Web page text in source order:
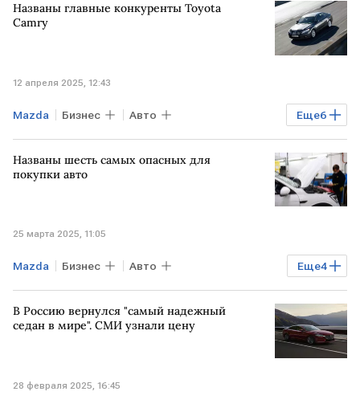
Названы главные конкуренты Toyota
Camry
12 апреля 2025, 12:43
Еще6
Mazda Бизнес Авто
продажи автомобилей Toyota
Toyota Camry
Названы шесть самых опасных для
покупки авто
25 марта 2025, 11:05
Еще4
Mazda Бизнес Авто
китайские авто ремонт
Mercedes-Benz Chery Opel
В Россию вернулся "самый надежный
седан в мире". СМИ узнали цену
28 февраля 2025, 16:45